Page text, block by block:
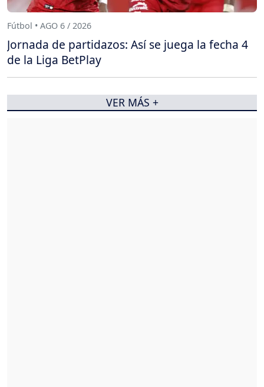
Fútbol • AGO 6 / 2026
Jornada de partidazos: Así se juega la fecha 4
de la Liga BetPlay
VER MÁS +